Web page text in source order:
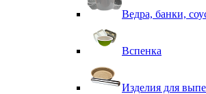
Ведра, банки,
Вспенка
Изделия для